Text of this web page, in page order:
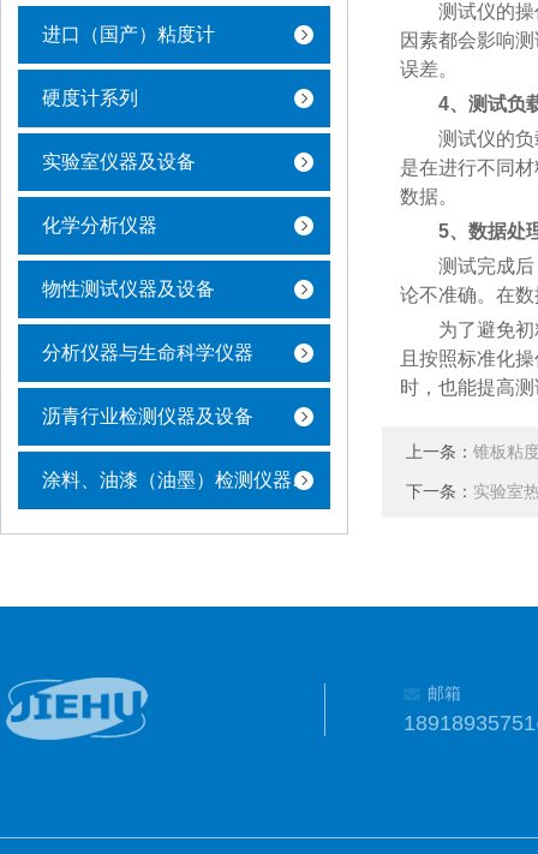
进口（国产）粘度计
硬度计系列
实验室仪器及设备
化学分析仪器
物性测试仪器及设备
分析仪器与生命科学仪器
沥青行业检测仪器及设备
涂料、油漆（油墨）检测仪器及设备
测试仪的操作
因素都会影响
误差。
4、测试负
测试仪的负载
是在进行不同
数据。
5、数据处
测试完成后，
论不准确。在
为了避免初粘
且按照标准化
时，也能提高
上一条： 锥板粘
下一条： 实验室
邮箱